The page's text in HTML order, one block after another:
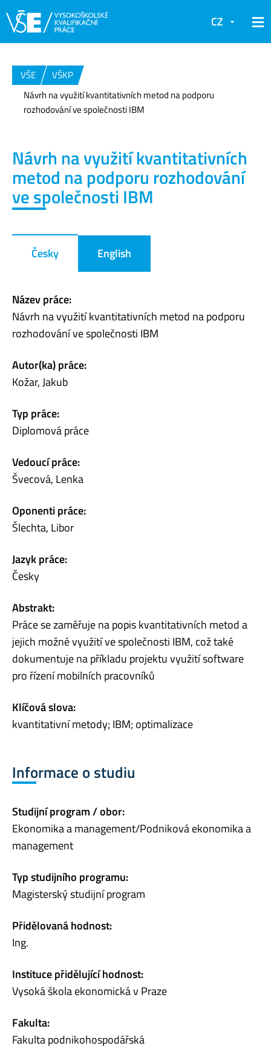
CZ
VŠE
VŠKP
Návrh na využití kvantitativních metod na podporu
rozhodování ve společnosti IBM
Návrh na využití kvantitativních
metod na podporu rozhodování
ve společnosti IBM
Česky English
Název práce:
Návrh na využití kvantitativních metod na podporu
rozhodování ve společnosti IBM
Autor(ka) práce:
Kožar, Jakub
Typ práce:
Diplomová práce
Vedoucí práce:
Švecová, Lenka
Oponenti práce:
Šlechta, Libor
Jazyk práce:
Česky
Abstrakt:
Práce se zaměřuje na popis kvantitativních metod a
jejich možné využití ve společnosti IBM, což také
dokumentuje na příkladu projektu využití software
pro řízení mobilních pracovníků
Klíčová slova:
kvantitativní metody; IBM; optimalizace
Informace o studiu
Studijní program / obor:
Ekonomika a management/Podniková ekonomika a
management
Typ studijního programu:
Magisterský studijní program
Přidělovaná hodnost:
Ing.
Instituce přidělující hodnost:
Vysoká škola ekonomická v Praze
Fakulta:
Fakulta podnikohospodářská